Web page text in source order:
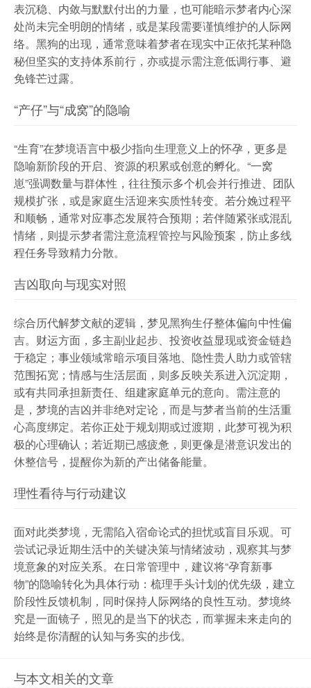
表沉稳、内敛与默默付出的力量，也可能暗示梦者内心深
处尚未完全明朗的情绪，或是某段需要谨慎维护的人际网
络。黑狗的出现，通常意味着梦者在现实中正依托某种隐
秘但坚实的支持体系前行，亦或提示需注意低调行事、避
免锋芒过露。
“产仔”与“成窝”的隐喻
“生育”在梦境语言中极少指向生理意义上的怀孕，更多是
隐喻新阶段的开启、资源的积累或创意的孵化。“一窝
崽”强调数量与群体性，往往预示多个机会并行推进、团队
规模扩张，或是家庭生活迎来实质性转变。若分娩过程平
和顺畅，通常对应事态发展符合预期；若伴随紧张或混乱
情绪，则提示梦者需注意流程管控与风险预案，防止多线
程任务导致精力分散。
吉凶取向与现实对照
综合历代解梦文献的逻辑，梦见黑狗生仔整体偏向中性偏
吉。财运方面，多主副业起步、投资收益显现或资金链趋
于稳定；事业领域常暗示项目落地、隐性贵人助力或管辖
范围拓宽；情感与生活层面，则多反映关系进入沉淀期，
或有共同承担新责任、组建家庭单元的意向。需注意的
是，梦境的吉凶并非绝对定论，而是与梦者当前的生活重
心高度绑定。若你正处于规划期或过渡期，此梦可视为积
极的心理确认；若近期已感疲惫，则更像是潜意识发出的
休整信号，提醒你为新的产出储备能量。
理性看待与行动建议
面对此类梦境，无需陷入宿命论式的担忧或盲目乐观。可
尝试记录近期生活中的关键决策与情绪波动，观察其与梦
境意象的对应关系。在日常管理中，建议将“孕育新事
物”的隐喻转化为具体行动：梳理手头计划的优先级，建立
阶段性反馈机制，同时保持人际网络的良性互动。梦境终
究是一面镜子，照见的是当下的状态，而掌握未来走向的
始终是你清醒的认知与务实的步伐。
与本文相关的文章